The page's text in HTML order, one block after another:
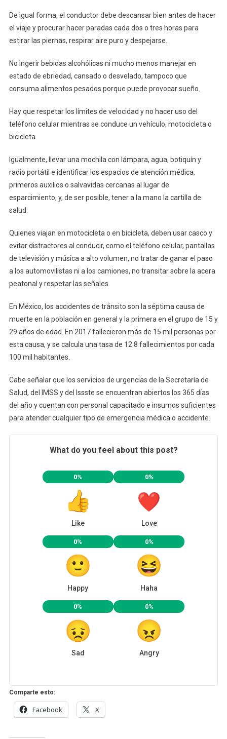
De igual forma, el conductor debe descansar bien antes de hacer
el viaje y procurar hacer paradas cada dos o tres horas para
estirar las piernas, respirar aire puro y despejarse.
No ingerir bebidas alcohólicas ni mucho menos manejar en
estado de ebriedad, cansado o desvelado, tampoco que
consuma alimentos pesados porque puede provocar sueño.
Hay que respetar los límites de velocidad y no hacer uso del
teléfono celular mientras se conduce un vehículo, motocicleta o
bicicleta.
Igualmente, llevar una mochila con lámpara, agua, botiquín y
radio portátil e identificar los espacios de atención médica,
primeros auxilios o salvavidas cercanas al lugar de
esparcimiento, y, de ser posible, tener a la mano la cartilla de
salud.
Quienes viajan en motocicleta o en bicicleta, deben usar casco y
evitar distractores al conducir, como el teléfono celular, pantallas
de televisión y música a alto volumen, no tratar de ganar el paso
a los automovilistas ni a los camiones, no transitar sobre la acera
peatonal y respetar las señales.
En México, los accidentes de tránsito son la séptima causa de
muerte en la población en general y la primera en el grupo de 15 y
29 años de edad. En 2017 fallecieron más de 15 mil personas por
esta causa, y se calcula una tasa de 12.8 fallecimientos por cada
100 mil habitantes.
Cabe señalar que los servicios de urgencias de la Secretaría de
Salud, del IMSS y del Issste se encuentran abiertos los 365 días
del año y cuentan con personal capacitado e insumos suficientes
para atender cualquier tipo de emergencia médica o accidente.
What do you feel about this post?
0%
Like
0%
Love
0%
Happy
0%
Haha
0%
Sad
0%
Angry
Comparte esto:
Facebook X